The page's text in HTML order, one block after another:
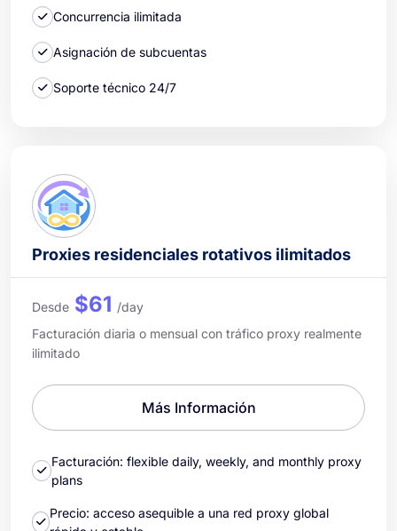
Concurrencia ilimitada
Asignación de subcuentas
Soporte técnico 24/7
Proxies residenciales rotativos ilimitados
Desde $61 /day
Facturación diaria o mensual con tráfico proxy realmente
ilimitado
Más Información
Facturación: flexible daily, weekly, and monthly proxy
plans
Precio: acceso asequible a una red proxy global